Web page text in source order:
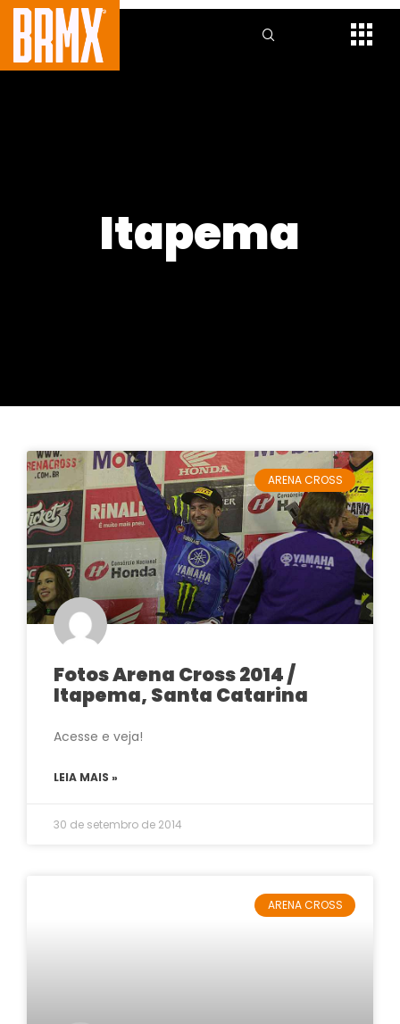
Itapema
ARENA CROSS
Fotos Arena Cross 2014 /
Itapema, Santa Catarina
Acesse e veja!
LEIA MAIS »
30 de setembro de 2014
ARENA CROSS